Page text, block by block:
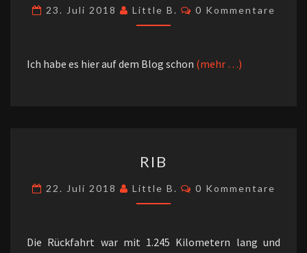
23. Juli 2018 Little B. Kommentare
0 Kommentare
Ich habe es hier auf dem Blog schon (mehr …)
RIB
22. Juli 2018 Little B. Kommentare
0 Kommentare
Die Rückfahrt war mit 1.245 Kilometern lang und